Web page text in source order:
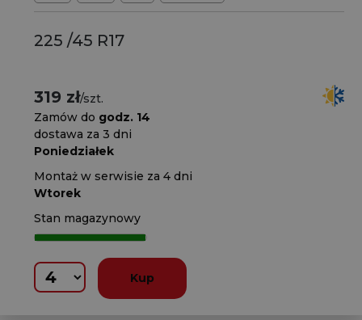
225 /45 R17
319 zł/szt.
Zamów do godz. 14
dostawa za 3 dni
Poniedziałek
Montaż w serwisie za 4 dni
Wtorek
Stan magazynowy
Kup